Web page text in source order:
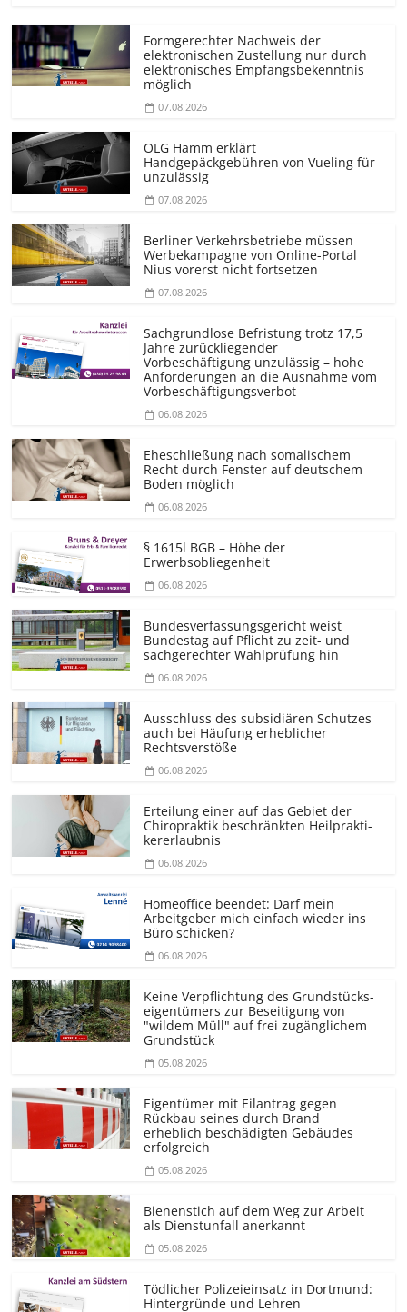
Formgerechter Nachweis der
elektronischen Zustellung nur durch
elektronisches Empfangsbekenntnis
möglich
07.08.2026
OLG Hamm erklärt
Handgepäckgebühren von Vueling für
unzulässig
07.08.2026
Berliner Verkehrsbetriebe müssen
Werbekampagne von Online-Portal
Nius vorerst nicht fortsetzen
07.08.2026
Sachgrundlose Befristung trotz 17,5
Jahre zurückliegender
Vorbeschäftigung unzulässig – hohe
Anforderungen an die Ausnahme vom
Vorbeschäf­tigungsverbot
06.08.2026
Eheschließung nach somalischem
Recht durch Fenster auf deutschem
Boden möglich
06.08.2026
§ 1615l BGB – Höhe der
Erwerbsobliegenheit
06.08.2026
Bundesver­fassungsgericht weist
Bundestag auf Pflicht zu zeit- und
sachgerechter Wahlprüfung hin
06.08.2026
Ausschluss des subsidiären Schutzes
auch bei Häufung erheblicher
Rechtsverstöße
06.08.2026
Erteilung einer auf das Gebiet der
Chiropraktik beschränkten Heilprakti­
kererlaubnis
06.08.2026
Homeoffice beendet: Darf mein
Arbeitgeber mich einfach wieder ins
Büro schicken?
06.08.2026
Keine Verpflichtung des Grundstücks­
eigentümers zur Beseitigung von
"wildem Müll" auf frei zugänglichem
Grundstück
05.08.2026
Eigentümer mit Eilantrag gegen
Rückbau seines durch Brand
erheblich beschädigten Gebäudes
erfolgreich
05.08.2026
Bienenstich auf dem Weg zur Arbeit
als Dienstunfall anerkannt
05.08.2026
Tödlicher Polizeieinsatz in Dortmund:
Hintergründe und Lehren